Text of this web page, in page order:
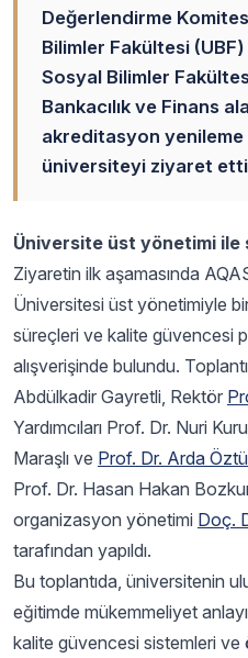
Değerlendirme
Bilimler Fakültesi
Sosyal Bilimler
Bankacılık ve Finans
akreditasyon yenileme
üniversiteyi ziyaret
Üniversite üst yönetimi
Ziyaretin ilk aşamasında
Üniversitesi üst yönetimiyle
süreçleri ve kalite güvencesi
alışverişinde bulundu.
Abdülkadir Gayretli, Rektör
Yardımcıları Prof. Dr. Nuri
Maraşlı ve Prof. Dr. Arda
Prof. Dr. Hasan Hakan
organizasyon yönetimi Doç.
tarafından yapıldı.
Bu toplantıda, üniversitenin
eğitimde mükemmeliyet
kalite güvencesi sistemleri ve